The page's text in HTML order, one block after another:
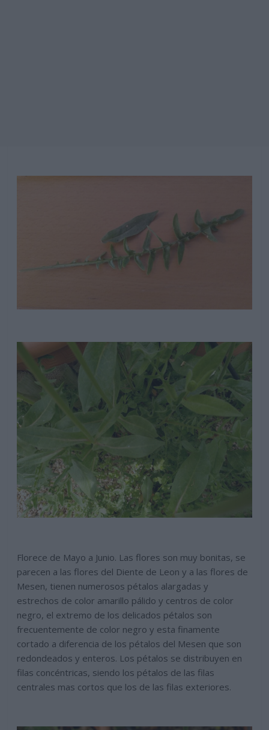
Florece de Mayo a Junio. Las flores son muy bonitas, se
parecen a las flores del Diente de Leon y a las flores de
Mesen, tienen numerosos pétalos alargadas y
estrechos de color amarillo pálido y centros de color
negro, el extremo de los delicados pétalos son
frecuentemente de color negro y esta finamente
cortado a diferencia de los pétalos del Mesen que son
redondeados y enteros. Los pétalos se distribuyen en
filas concéntricas, siendo los pétalos de las filas
centrales mas cortos que los de las filas exteriores.